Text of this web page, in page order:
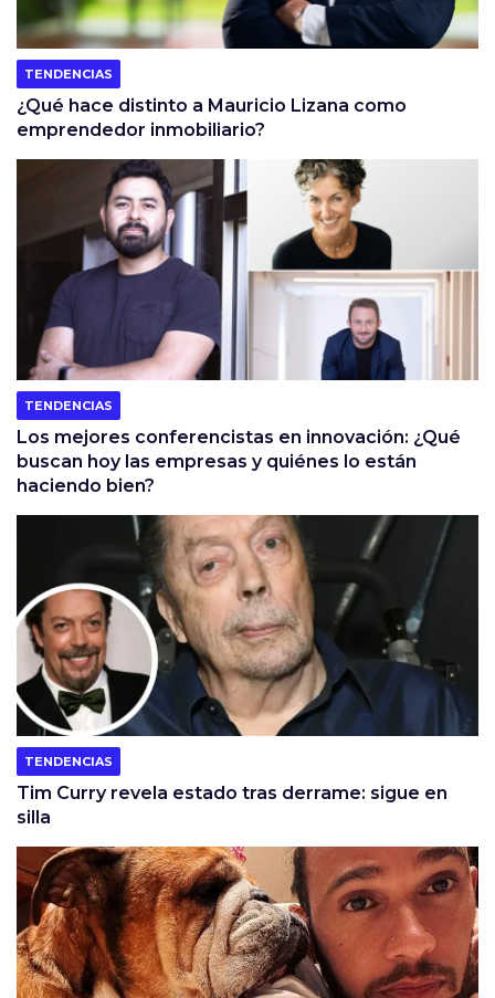
TENDENCIAS
¿Qué hace distinto a Mauricio Lizana como
emprendedor inmobiliario?
TENDENCIAS
Los mejores conferencistas en innovación: ¿Qué
buscan hoy las empresas y quiénes lo están
haciendo bien?
TENDENCIAS
Tim Curry revela estado tras derrame: sigue en
silla